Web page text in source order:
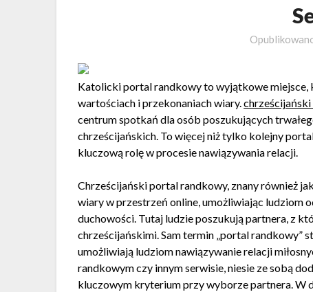
Katolicki portal randkowy to wyjątkowe miejsce,
wartościach i przekonaniach wiary.
centrum spotkań dla osób poszukujących
chrześcijańskich. To więcej niż tylko kolejny
kluczową rolę w procesie nawiązywania relacji.
Chrześcijański portal randkowy, znany również
wiary w przestrzeń online, umożliwiając ludziom
duchowości. Tutaj ludzie poszukują partnera, z
chrześcijańskimi. Sam termin „portal
umożliwiają ludziom nawiązywanie relacji
randkowym czy innym serwisie, niesie ze sobą
kluczowym kryterium przy wyborze partnera. W